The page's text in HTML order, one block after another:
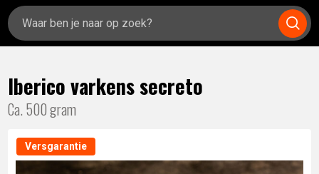
Zoeken
naar:
Iberico varkens secreto
Ca. 500 gram
Versgarantie